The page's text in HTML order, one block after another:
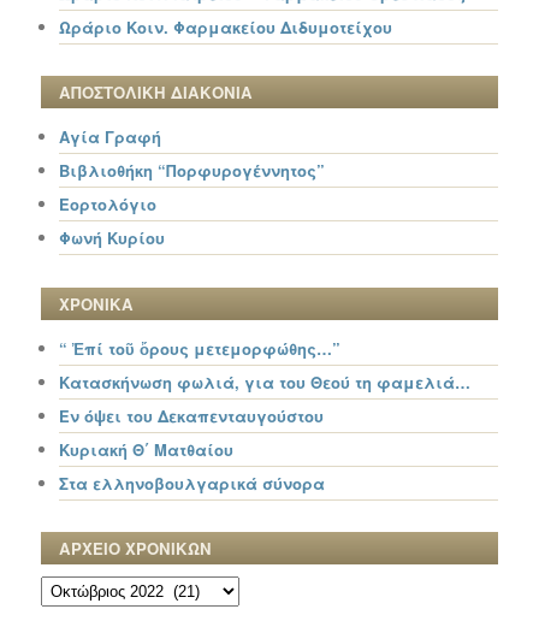
Ωράριο Κοιν. Φαρμακείου Διδυμοτείχου
ΑΠΟΣΤΟΛΙΚΗ ΔΙΑΚΟΝΙΑ
Αγία Γραφή
Βιβλιοθήκη “Πορφυρογέννητος”
Εορτολόγιο
Φωνή Κυρίου
ΧΡΟΝΙΚΑ
“ Ἐπί τοῦ ὄρους μετεμορφώθης…”
Κατασκήνωση φωλιά, για του Θεού τη φαμελιά…
Εν όψει του Δεκαπενταυγούστου
Κυριακή Θ΄ Ματθαίου
Στα ελληνοβουλγαρικά σύνορα
ΑΡΧΕΙΟ ΧΡΟΝΙΚΩΝ
ΑΡΧΕΙΟ
ΧΡΟΝΙΚΩΝ